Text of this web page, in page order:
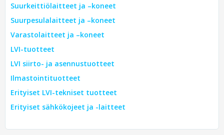
Suurkeittiölaitteet ja –koneet
Suurpesulalaitteet ja –koneet
Varastolaitteet ja –koneet
LVI-tuotteet
LVI siirto- ja asennustuotteet
Ilmastointituotteet
Erityiset LVI-tekniset tuotteet
Erityiset sähkökojeet ja -laitteet